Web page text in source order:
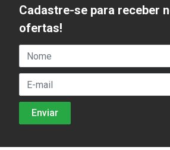
Cadastre-se para receber
ofertas!